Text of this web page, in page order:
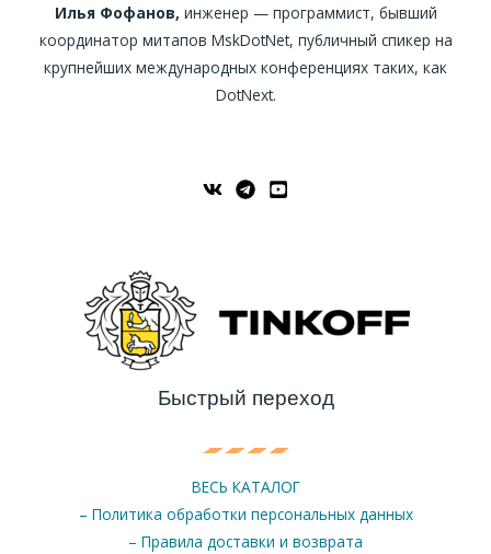
Илья Фофанов, инженер — программист, бывший
координатор митапов MskDotNet, публичный спикер на
крупнейших международных конференциях таких, как
DotNext.
Быстрый переход
ВЕСЬ КАТАЛОГ
– Политика обработки персональных данных
– Правила доставки и возврата